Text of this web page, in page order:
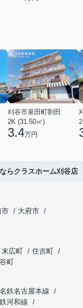
刈谷市泉田町割田
2K (31.50㎡)
3.4万円
クラスホーム刈谷店
市
大府市
末広町
住吉町
町
名鉄名古屋本線
河和線